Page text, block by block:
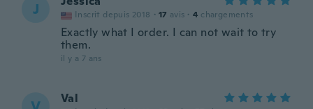
J Inscrit depuis 2018 · 17 avis · 4 chargements
Exactly what I order. I can not wait to try
them.
il y a 7 ans
Val